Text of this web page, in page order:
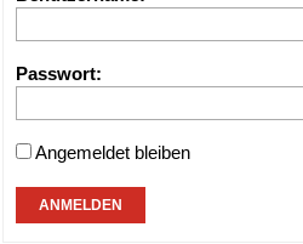
Passwort:
Angemeldet bleiben
ANMELDEN